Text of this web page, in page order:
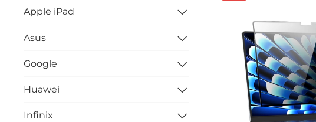
Apple iPad
Asus
Google
Huawei
Infinix